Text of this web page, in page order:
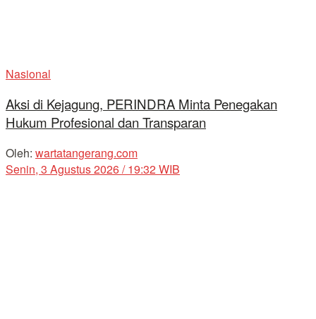
Nasional
Aksi di Kejagung, PERINDRA Minta Penegakan
Hukum Profesional dan Transparan
Oleh: wartatangerang.com
Senin, 3 Agustus 2026 / 19:32 WIB